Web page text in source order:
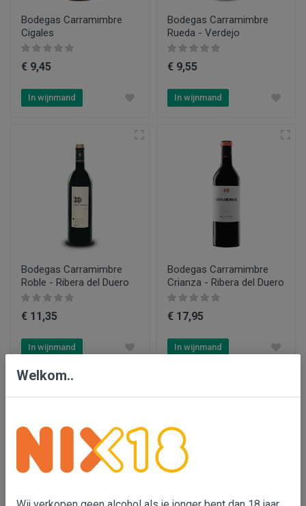
Bodegas Carramimbre
Cigales
€ 9,45
In wijnmand
Bodegas Carramimbre
Rueda - Verdejo
€ 9,55
In wijnmand
Bodegas Carramimbre
Roble - Ribera del Duero
€ 11,35
In wijnmand
Bodegas Carramimbre
Crianza - Ribera del Duero
€ 17,95
In wijnmand
Welkom..